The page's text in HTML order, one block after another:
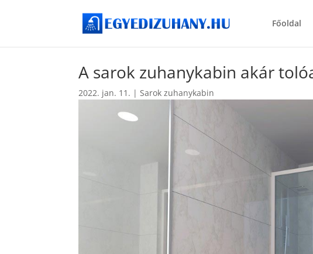
Főoldal
A sarok zuhanykabin akár
2022. jan. 11. |Sarok zuhanykabin